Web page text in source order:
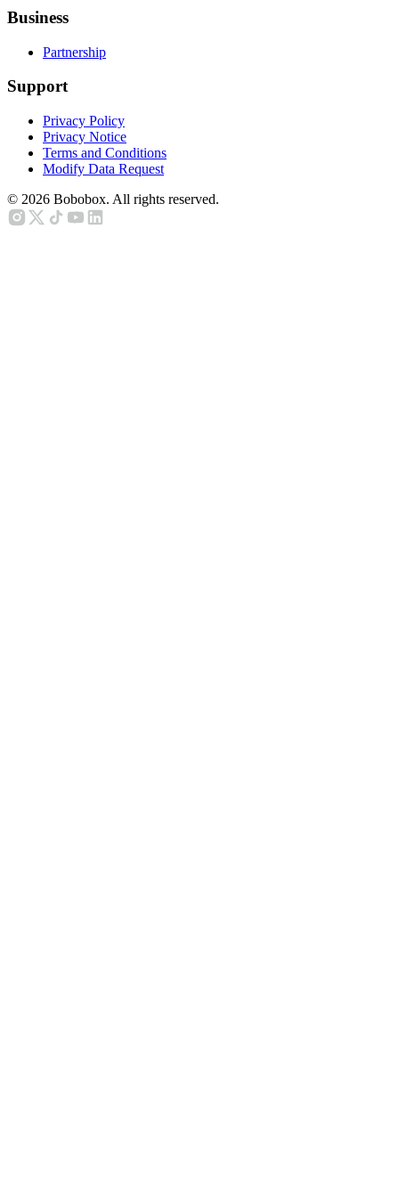
Business
Partnership
Support
Privacy Policy
Privacy Notice
Terms and Conditions
Modify Data Request
© 2026 Bobobox. All rights reserved.